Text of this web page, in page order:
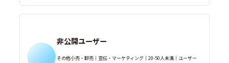
非公開ユーザー
その他小売・卸売｜宣伝・マーケティング｜20-50人未満｜ユーザー